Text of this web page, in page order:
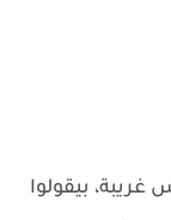
غريبة، بيقولوا